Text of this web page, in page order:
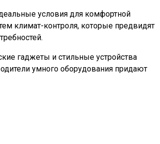
условия для комфортной
климат-контроля, которые предвидят
гаджеты и стильные устройства
умного оборудования придают